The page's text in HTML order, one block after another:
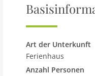
Art der Unterkunft
Ferienhaus
Anzahl Personen